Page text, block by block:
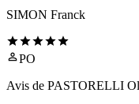
SIMON Franck
PO
Avis de PASTORELLI